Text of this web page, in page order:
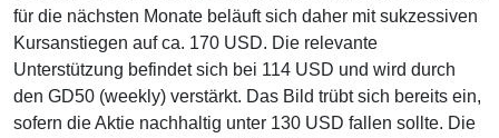
für die nächsten Monate beläuft sich daher mit sukzessiven
Kursanstiegen auf ca. 170 USD. Die relevante
Unterstützung befindet sich bei 114 USD und wird durch
den GD50 (weekly) verstärkt. Das Bild trübt sich bereits ein,
sofern die Aktie nachhaltig unter 130 USD fallen sollte. Die